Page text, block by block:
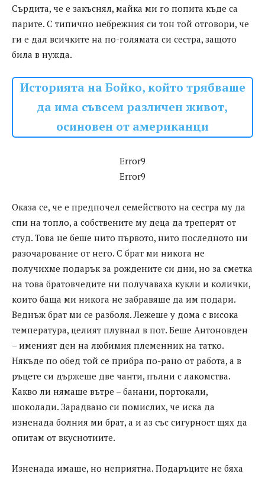
Сърдита, че е закъснял, майка ми го попита къде са
парите. С типично небрежния си тон той отговори, че
ги е дал всичките на по-голямата си сестра, защото
била в нужда.
Историята на Бойко, който трябваше
да има съвсем различен живот,
осиновен от американци
Error9
Error9
Оказа се, че е предпочел семейството на сестра му да
спи на топло, а собствените му деца да треперят от
студ. Това не беше нито първото, нито последното ни
разочарование от него. С брат ми никога не
получихме подарък за рождените си дни, но за сметка
на това братовчедите ни получаваха кукли и колички,
които баща ми никога не забравяше да им подари.
Веднъж брат ми се разболя. Лежеше у дома с висока
температура, целият плувнал в пот. Беше Антоновден
– именият ден на любимия племенник на татко.
Някъде по обед той се прибра по-рано от работа, а в
ръцете си държеше две чанти, пълни с лакомства.
Какво ли нямаше вътре – банани, портокали,
шоколади. Зарадвано си помислих, че иска да
изненада болния ми брат, а и аз със сигурност щях да
опитам от вкуснотиите.
Изненада имаше, но неприятна. Подаръците не бяха